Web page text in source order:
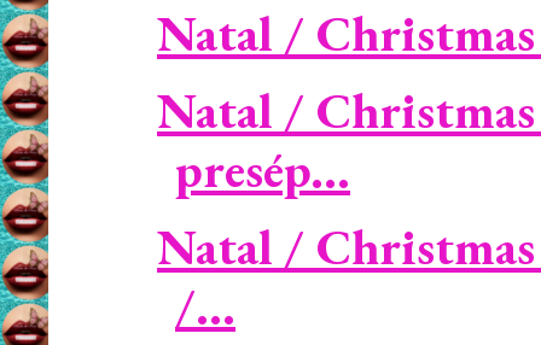
Natal / Christmas
Natal /
presép...
Natal / Christmas
/...